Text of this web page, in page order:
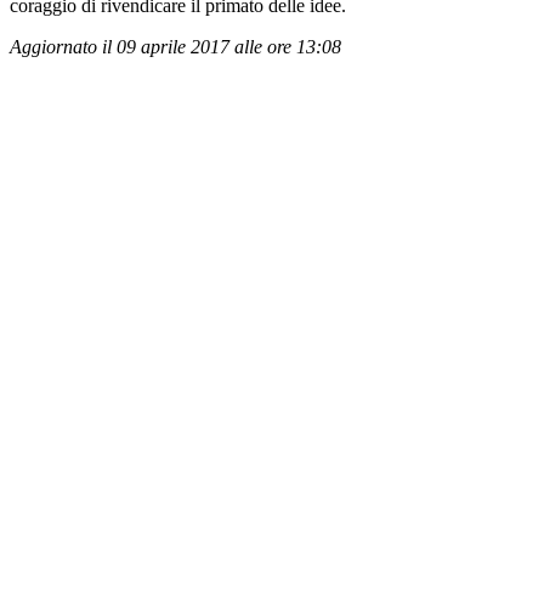
coraggio di rivendicare il primato delle idee.
Aggiornato il 09 aprile 2017 alle ore 13:08